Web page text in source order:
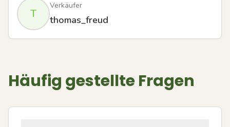
T
Verkäufer
thomas_freud
Häufig gestellte Fragen